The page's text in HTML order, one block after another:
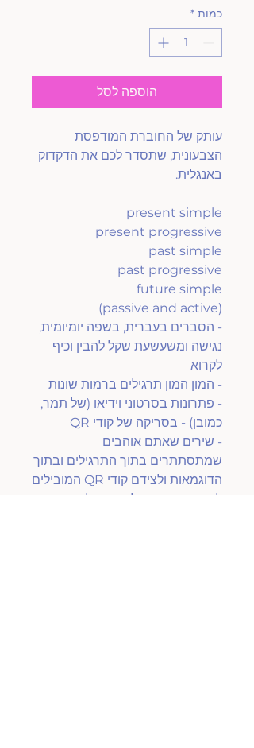
כמות *
הוספה לסל
עותק של החוברת המודפסת
הצבעונית, שתסדר לכם את הדקדוק
באנגלית.
present simple
present progressive
past simple
past progressive
future simple
(passive and active)
- הסברים בעברית, בשפה יומיומית,
נגישה ומשעשעת שקל להבין וכיף
לקרוא
- המון המון תרגילים ברמות שונות
- פתרונות בסרטוני וידיאו (של תמר,
כמובן) - בסריקה של קודי QR
- שירים שאתם אוהבים
שמתסתתרים בתוך התרגילים ובתוך
הדוגמאות ולצידם קודי QR המובילים
ליוטיוב, שם ניתן להקשיב לשירים +